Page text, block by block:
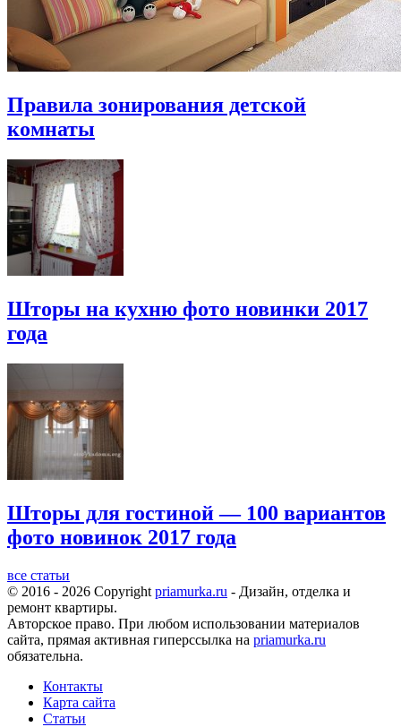
Правила зонирования детской
комнаты
Шторы на кухню фото новинки 2017
года
Шторы для гостиной — 100 вариантов
фото новинок 2017 года
все статьи
© 2016 - 2026 Copyright priamurka.ru - Дизайн, отделка и
ремонт квартиры.
Авторское право. При любом использовании материалов
сайта, прямая активная гиперссылка на priamurka.ru
обязательна.
Контакты
Карта сайта
Статьи